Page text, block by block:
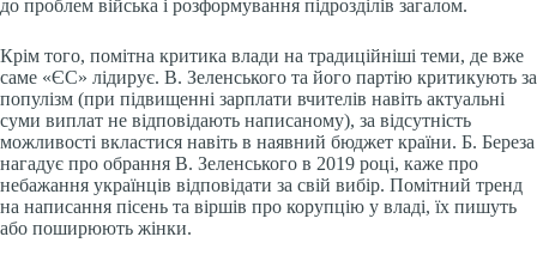
до проблем війська і розформування підрозділів загалом.
Крім того, помітна критика влади на традиційніші теми, де вже
саме «ЄС» лідирує. В. Зеленського та його партію критикують за
популізм (при підвищенні зарплати вчителів навіть актуальні
суми виплат не відповідають написаному), за відсутність
можливості вкластися навіть в наявний бюджет країни. Б. Береза
нагадує про обрання В. Зеленського в 2019 році, каже про
небажання українців відповідати за свій вибір. Помітний тренд
на написання пісень та віршів про корупцію у владі, їх пишуть
або поширюють жінки.